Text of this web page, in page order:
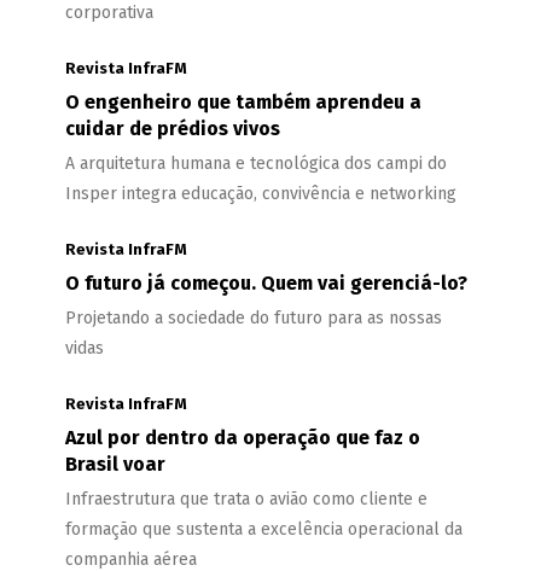
corporativa
Revista InfraFM
O engenheiro que também aprendeu a
cuidar de prédios vivos
A arquitetura humana e tecnológica dos campi do
Insper integra educação, convivência e networking
Revista InfraFM
O futuro já começou. Quem vai gerenciá-lo?
Projetando a sociedade do futuro para as nossas
vidas
Revista InfraFM
Azul por dentro da operação que faz o
Brasil voar
Infraestrutura que trata o avião como cliente e
formação que sustenta a excelência operacional da
companhia aérea